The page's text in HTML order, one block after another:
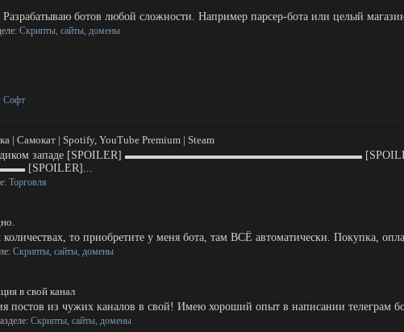
Разрабатываю ботов любой сложности. Например парсер-бота или целый
Скрипты, сайты, домены
Софт
| Самокат | Spotify, YouTube Premium | Steam
всем диком западе [SPOILER] ▬▬▬▬▬▬▬▬▬▬▬▬▬▬▬▬▬▬▬▬▬
Торговля
то приобретите у меня бота, там ВСЁ автоматически. Покупка,
Скрипты, сайты, домены
в свой канал
постов из чужих каналов в свой! Имею хороший опыт в написании телеграм
Скрипты, сайты, домены